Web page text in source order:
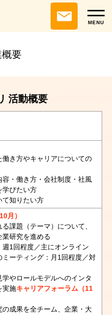
MENU
要
活動概要
働き方やキャリアについての
容・働き方・会社制度・社風
学びたい方
て知りたい方
月）
課題（テーマ）について、
業研究を進める
週1回程度／主にオンライン
ミーティング：月1回程度／対
学やロールモデルへのインタ
実施キャリアフォーラム（11
の成果を全チーム、企業・大